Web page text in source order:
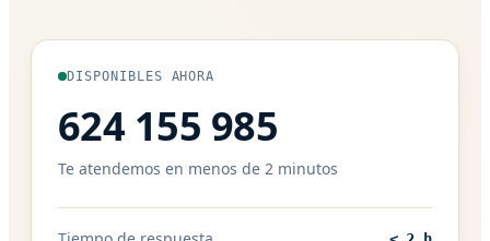
DISPONIBLES AHORA
624 155 985
Te atendemos en menos de 2 minutos